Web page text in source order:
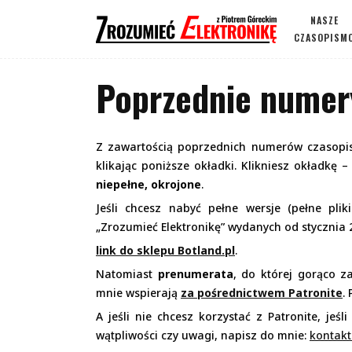
NASZE
Poprzednie
Z zawartością poprzednich numerów
klikając poniższe okładki. Klikniesz okładkę
niepełne, okrojone.
Jeśli chcesz nabyć pełne wersje (pełne
„Zrozumieć Elektronikę” wydanych od
link do sklepu Botland.pl.
Natomiast prenumerata, do której gorąco
mnie wspierają za pośrednictwem Patronite.
A jeśli nie chcesz korzystać z Patronite,
wątpliwości czy uwagi, napisz do mnie: